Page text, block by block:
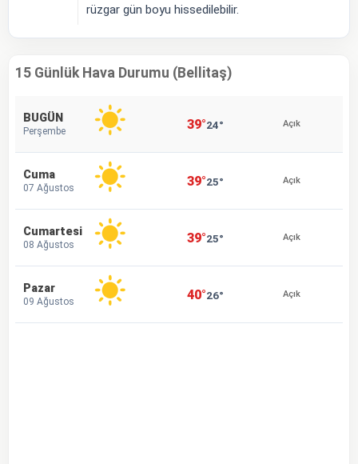
rüzgar gün boyu hissedilebilir.
15 Günlük Hava Durumu (Bellitaş)
BUGÜN
Perşembe 39°24° Açık
Cuma
07 Ağustos 39°25° Açık
Cumartesi
08 Ağustos 39°25° Açık
Pazar
09 Ağustos 40°26° Açık